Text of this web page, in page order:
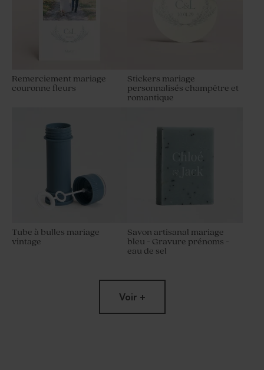
Remerciement mariage
couronne fleurs
Stickers mariage
personnalisés champêtre et
romantique
Tube à bulles mariage
vintage
Savon artisanal mariage
bleu - Gravure prénoms -
eau de sel
Voir +